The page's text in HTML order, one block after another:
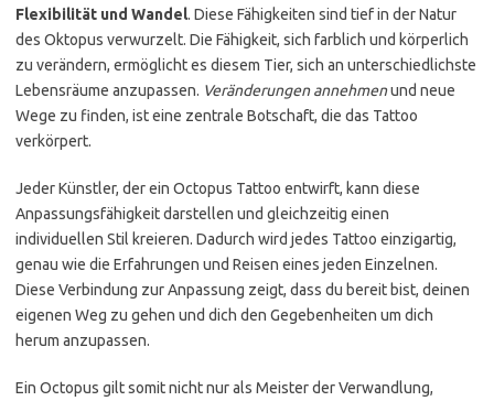
Flexibilität und Wandel. Diese Fähigkeiten sind tief in der Natur
des Oktopus verwurzelt. Die Fähigkeit, sich farblich und körperlich
zu verändern, ermöglicht es diesem Tier, sich an unterschiedlichste
Lebensräume anzupassen. Veränderungen annehmenund neue
Wege zu finden, ist eine zentrale Botschaft, die das Tattoo
verkörpert.
Jeder Künstler, der ein Octopus Tattoo entwirft, kann diese
Anpassungsfähigkeit darstellen und gleichzeitig einen
individuellen Stil kreieren. Dadurch wird jedes Tattoo einzigartig,
genau wie die Erfahrungen und Reisen eines jeden Einzelnen.
Diese Verbindung zur Anpassung zeigt, dass du bereit bist, deinen
eigenen Weg zu gehen und dich den Gegebenheiten um dich
herum anzupassen.
Ein Octopus gilt somit nicht nur als Meister der Verwandlung,